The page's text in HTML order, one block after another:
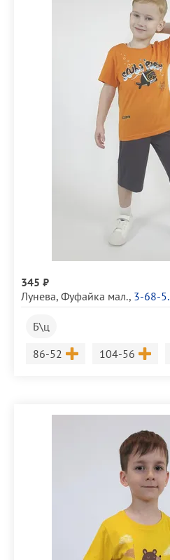
345 ₽
Лунева, Фуфайка мал., 3-68-5.
Б\ц
Размер
86-52 Размер
104-56